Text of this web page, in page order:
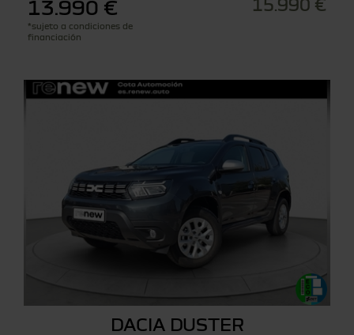
13.990 €
*sujeto a condiciones de
financiación
15.990 €
DACIA DUSTER